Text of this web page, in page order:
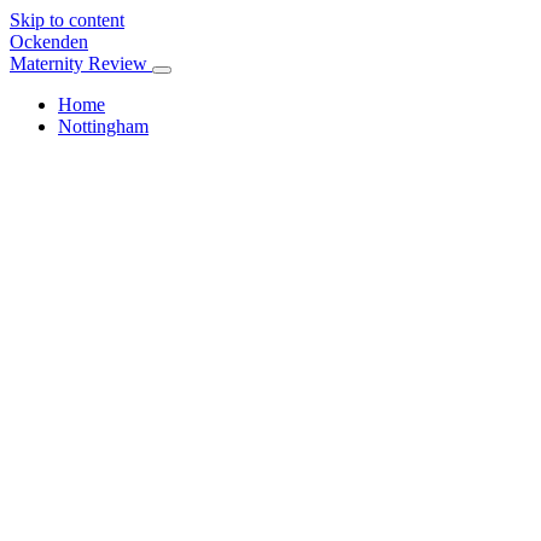
Skip to content
Ockenden
Maternity Review
Home
Nottingham